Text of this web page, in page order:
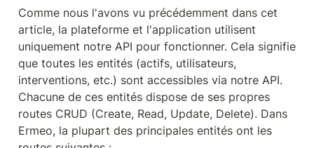
Comme nous l'avons vu précédemment dans cet
article, la plateforme et l'application utilisent
uniquement notre API pour fonctionner. Cela signifie
que toutes les entités (actifs, utilisateurs,
interventions, etc.) sont accessibles via notre API.
Chacune de ces entités dispose de ses propres
routes CRUD (Create, Read, Update, Delete). Dans
Ermeo, la plupart des principales entités ont les